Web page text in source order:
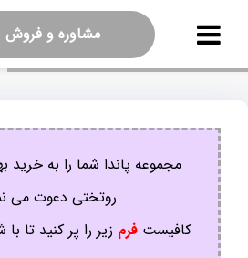
مشاوره و فروش
مجموعه پاندا شما را به خرید
روتختی دعوت می
کافیستفرم زیر را پر کنید تا